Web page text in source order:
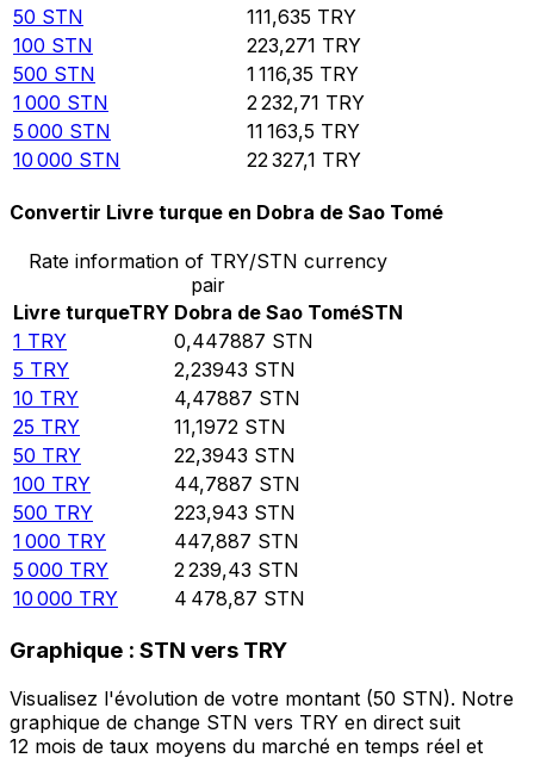
50 STN 111,635 TRY
100 STN 223,271 TRY
500 STN 1 116,35 TRY
1 000 STN 2 232,71 TRY
5 000 STN 11 163,5 TRY
10 000 STN 22 327,1 TRY
Convertir Livre turque en Dobra de Sao Tomé
Rate information of TRY/STN currency
pair
Livre turqueTRY Dobra de Sao ToméSTN
1 TRY 0,447887 STN
5 TRY 2,23943 STN
10 TRY 4,47887 STN
25 TRY 11,1972 STN
50 TRY 22,3943 STN
100 TRY 44,7887 STN
500 TRY 223,943 STN
1 000 TRY 447,887 STN
5 000 TRY 2 239,43 STN
10 000 TRY 4 478,87 STN
Graphique : STN vers TRY
Visualisez l'évolution de votre montant (50 STN). Notre
graphique de change STN vers TRY en direct suit
12 mois de taux moyens du marché en temps réel et